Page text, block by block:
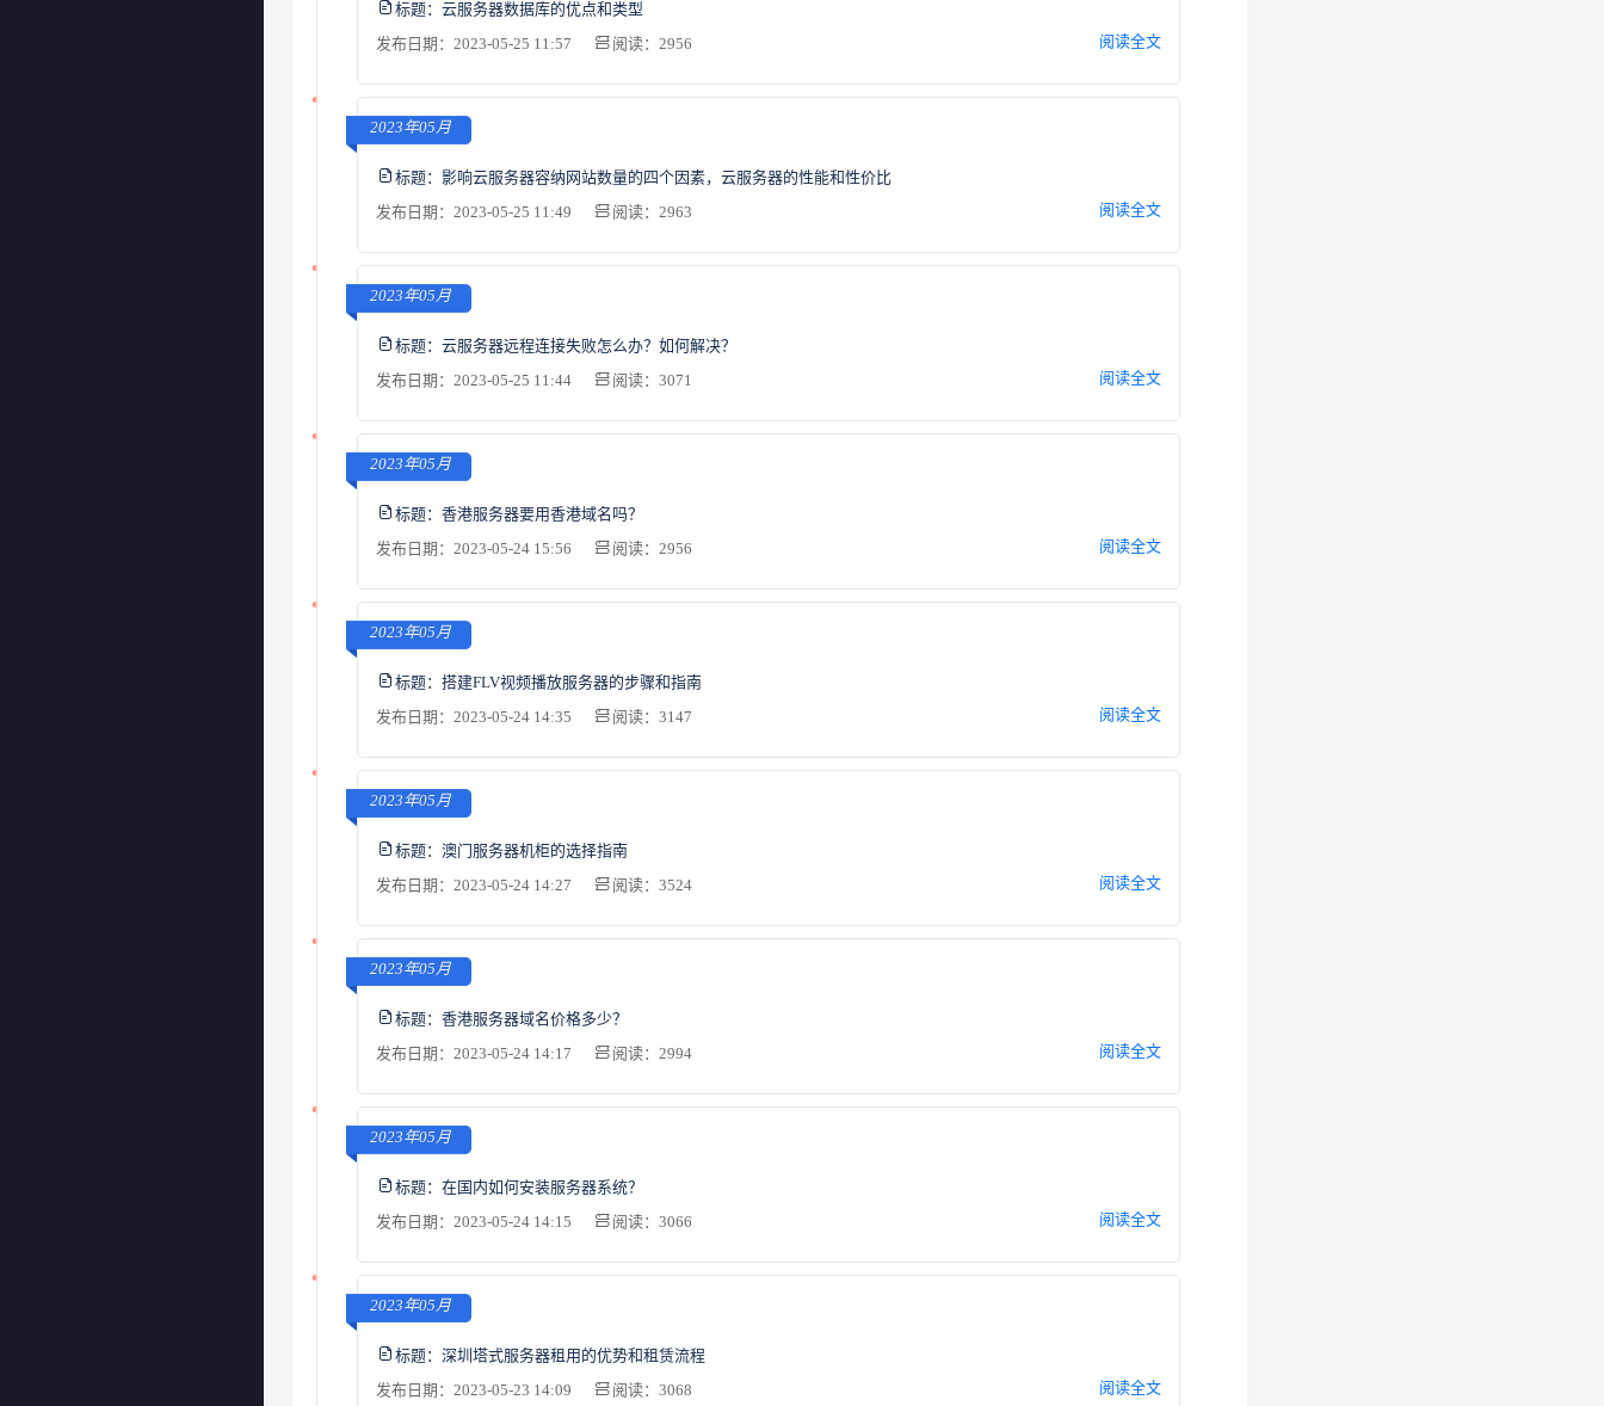
标题： 云服务器数据库的优点和类型
发布日期：2023-05-25 11:57
阅读：2956 阅读全文
2023年05月
标题： 影响云服务器容纳网站数量的四个因素，云服务器的性能和性价比
发布日期：2023-05-25 11:49
阅读：2963 阅读全文
2023年05月
标题： 云服务器远程连接失败怎么办？如何解决？
发布日期：2023-05-25 11:44
阅读：3071 阅读全文
2023年05月
标题： 香港服务器要用香港域名吗？
发布日期：2023-05-24 15:56
阅读：2956 阅读全文
2023年05月
标题： 搭建FLV视频播放服务器的步骤和指南
发布日期：2023-05-24 14:35
阅读：3147 阅读全文
2023年05月
标题： 澳门服务器机柜的选择指南
发布日期：2023-05-24 14:27
阅读：3524 阅读全文
2023年05月
标题： 香港服务器域名价格多少？
发布日期：2023-05-24 14:17
阅读：2994 阅读全文
2023年05月
标题： 在国内如何安装服务器系统？
发布日期：2023-05-24 14:15
阅读：3066 阅读全文
2023年05月
标题： 深圳塔式服务器租用的优势和租赁流程
发布日期：2023-05-23 14:09
阅读：3068 阅读全文